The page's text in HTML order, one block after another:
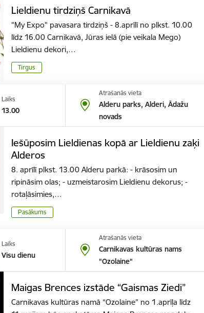
Lieldienu tirdziņš Carnikavā
"My Expo" pavasara tirdziņš - 8.aprīlī no plkst. 10.00
līdz 16.00 Carnikavā, Jūras ielā (pie veikala Mego)
Lieldienu dekori,…
Tirgus
Laiks
13.00
Atrašanās vieta
Alderu parks, Alderi, Ādažu
novads
Iešūposim Lieldienas kopā ar Lieldienu zaķi
Alderos
8. aprīlī plkst. 13.00 Alderu parkā: - krāsosim un
ripināsim olas; - uzmeistarosim Lieldienu dekorus; -
rotaļāsimies,…
Pasākums
Laiks
Visu dienu
Atrašanās vieta
Carnikavas kultūras nams
"Ozolaine"
Maigas Brences izstāde “Gaismas Ziedi”
Carnikavas kultūras namā “Ozolaine” no 1.aprīļa līdz